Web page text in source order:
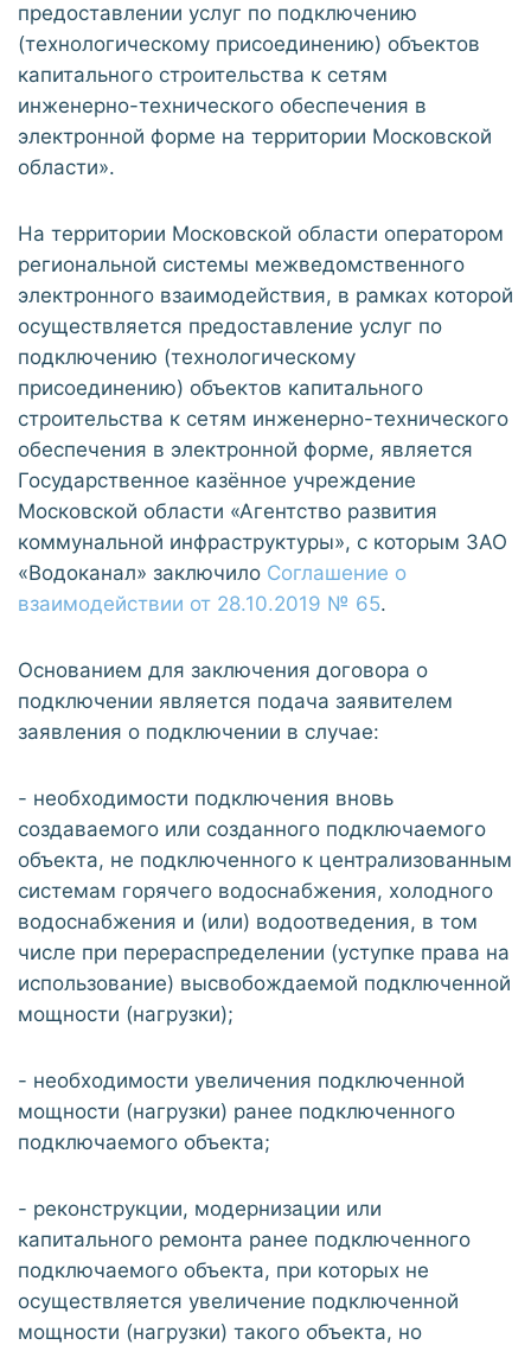
предоставлении услуг по подключению
(технологическому присоединению) объектов
капитального строительства к сетям
инженерно-технического обеспечения в
электронной форме на территории Московской
области».
На территории Московской области оператором
региональной системы межведомственного
электронного взаимодействия, в рамках которой
осуществляется предоставление услуг по
подключению (технологическому
присоединению) объектов капитального
строительства к сетям инженерно-технического
обеспечения в электронной форме, является
Государственное казённое учреждение
Московской области «Агентство развития
коммунальной инфраструктуры», с которым ЗАО
«Водоканал» заключило Соглашение о
взаимодействии от 28.10.2019 № 65.
Основанием для заключения договора о
подключении является подача заявителем
заявления о подключении в случае:
- необходимости подключения вновь
создаваемого или созданного подключаемого
объекта, не подключенного к централизованным
системам горячего водоснабжения, холодного
водоснабжения и (или) водоотведения, в том
числе при перераспределении (уступке права на
использование) высвобождаемой подключенной
мощности (нагрузки);
- необходимости увеличения подключенной
мощности (нагрузки) ранее подключенного
подключаемого объекта;
- реконструкции, модернизации или
капитального ремонта ранее подключенного
подключаемого объекта, при которых не
осуществляется увеличение подключенной
мощности (нагрузки) такого объекта, но